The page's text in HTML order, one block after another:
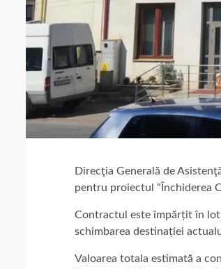
Direcţia Generală de
pentru proiectul “Închiderea
Contractul este împărțit în
schimbarea destinației
Valoarea totala estimată a